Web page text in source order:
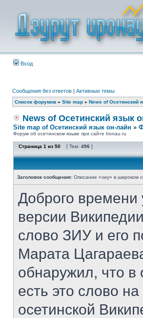
Вход
Сообщения без ответов | Активные темы
Список форумов » Site map » News of Осетинский
News of Осетинский язык
Site map of Осетинский язык он-лайн »
Форум об осетинском языке при сайте Ironau.ru
Страница 1 из 50 [ Тем: 496 ]
Заголовок сообщения: Описание «зиу» в широком
Доброго времени
версии
слово ЗИУ и его
Марата
обнаружил, что в
есть это слово
осетинской